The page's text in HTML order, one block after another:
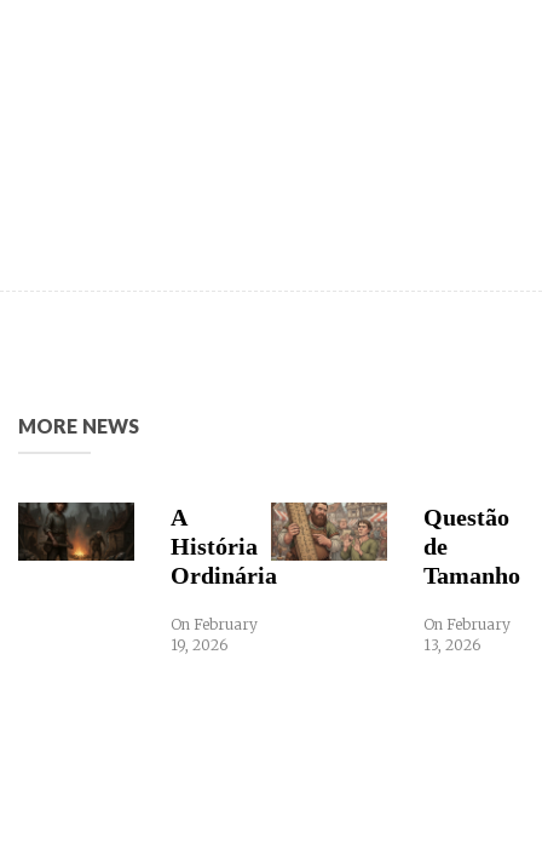
MORE NEWS
A
História
Ordinária
On February
19, 2026
Questão
de
Tamanho
On February
13, 2026